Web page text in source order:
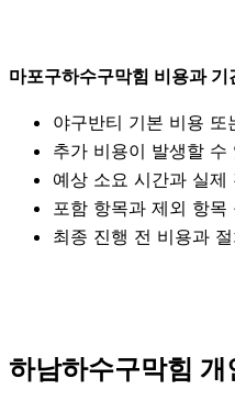
마포구하수구막힘 비용과
야구반티 기본 비용 또
추가 비용이 발생할 수
예상 소요 시간과 실제
포함 항목과 제외 항목
최종 진행 전 비용과
하남하수구막힘